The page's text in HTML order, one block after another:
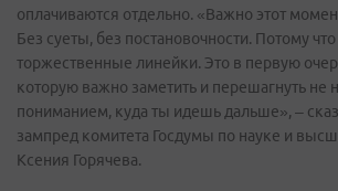
оплачиваются отдельно. «Важно этот
Без суеты, без постановочности. Потому
торжественные линейки. Это в первую
которую важно заметить и перешагнуть не
пониманием, куда ты идешь дальше», –
зампред комитета Госдумы по науке и
Ксения Горячева.